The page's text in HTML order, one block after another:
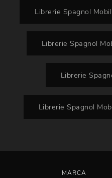
Librerie Spagnol
Librerie Spagnol
Librerie
Librerie Spagnol
MARCA